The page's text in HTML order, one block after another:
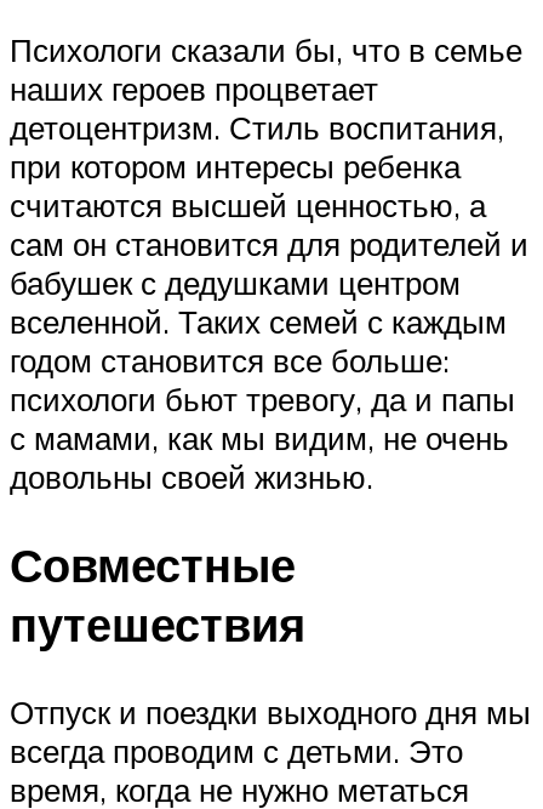
Психологи сказали бы, что в семье
наших героев процветает
детоцентризм. Стиль воспитания,
при котором интересы ребенка
считаются высшей ценностью, а
сам он становится для родителей и
бабушек с дедушками центром
вселенной. Таких семей с каждым
годом становится все больше:
психологи бьют тревогу, да и папы
с мамами, как мы видим, не очень
довольны своей жизнью.
Совместные
путешествия
Отпуск и поездки выходного дня мы
всегда проводим с детьми. Это
время, когда не нужно метаться